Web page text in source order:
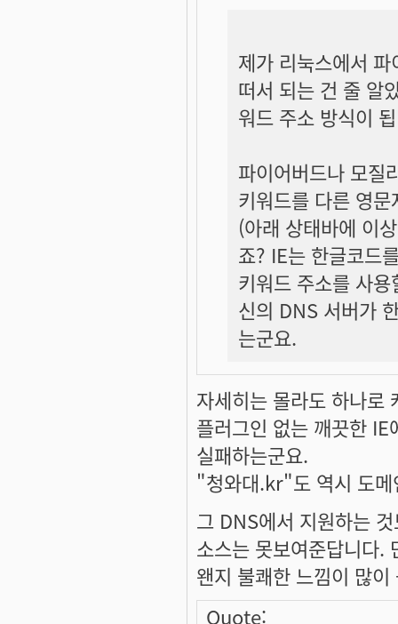
제가 리눅스에서
떠서 되는 건 줄 알
워드 주소 방식이
파이어버드나 모질
키워드를 다른 영
(아래 상태바에 이
죠? IE는 한글코드
키워드 주소를 사
신의 DNS 서버가
는군요.
자세히는 몰라도 하나로
플러그인 없는 깨끗한
실패하는군요.
"청와대.kr"도 역시 도메
그 DNS에서 지원하는
소스는 못보여준답니다.
왠지 불쾌한 느낌이 많이
Quote: